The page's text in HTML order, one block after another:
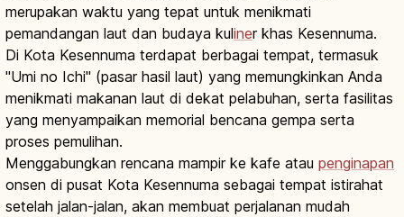
merupakan waktu yang tepat untuk menikmati
pemandangan laut dan budaya kuliner khas Kesennuma.
Di Kota Kesennuma terdapat berbagai tempat, termasuk
"Umi no Ichi" (pasar hasil laut) yang memungkinkan Anda
menikmati makanan laut di dekat pelabuhan, serta fasilitas
yang menyampaikan memorial bencana gempa serta
proses pemulihan.
Menggabungkan rencana mampir ke kafe atau penginapan
onsen di pusat Kota Kesennuma sebagai tempat istirahat
setelah jalan-jalan, akan membuat perjalanan mudah